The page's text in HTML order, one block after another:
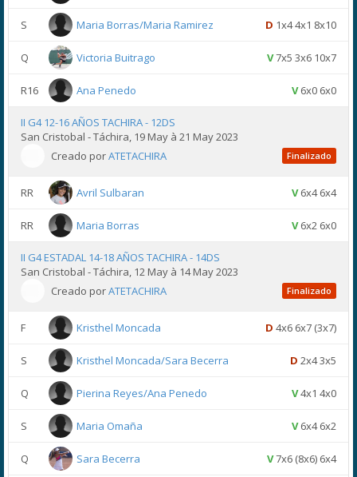
S Maria Borras/Maria Ramirez D 1x4 4x1 8x10
Q Victoria Buitrago V7x5 3x6 10x7
R16 Ana Penedo V6x0 6x0
II G4 12-16 AÑOS TACHIRA - 12DS
San Cristobal - Táchira, 19 May à 21 May 2023
Creado porATETACHIRA Finalizado
RR Avril Sulbaran V6x4 6x4
RR Maria Borras V6x2 6x0
II G4 ESTADAL 14-18 AÑOS TACHIRA - 14DS
San Cristobal - Táchira, 12 May à 14 May 2023
Creado porATETACHIRA Finalizado
F Kristhel Moncada D 4x6 6x7 (3x7)
S Kristhel Moncada/Sara Becerra D 2x4 3x5
Q Pierina Reyes/Ana Penedo V4x1 4x0
S Maria Omaña V6x4 6x2
Q Sara Becerra V7x6 (8x6) 6x4